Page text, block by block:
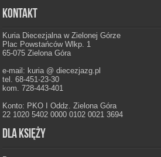
Kontakt
Kuria Diecezjalna w Zielonej Górze
Plac Powstańców Wlkp. 1
65-075 Zielona Góra
e-mail: kuria @ diecezjazg.pl
tel. 68-451-23-30
kom. 728-443-401
Konto: PKO I Oddz. Zielona Góra
22 1020 5402 0000 0102 0021 3694
Dla księży